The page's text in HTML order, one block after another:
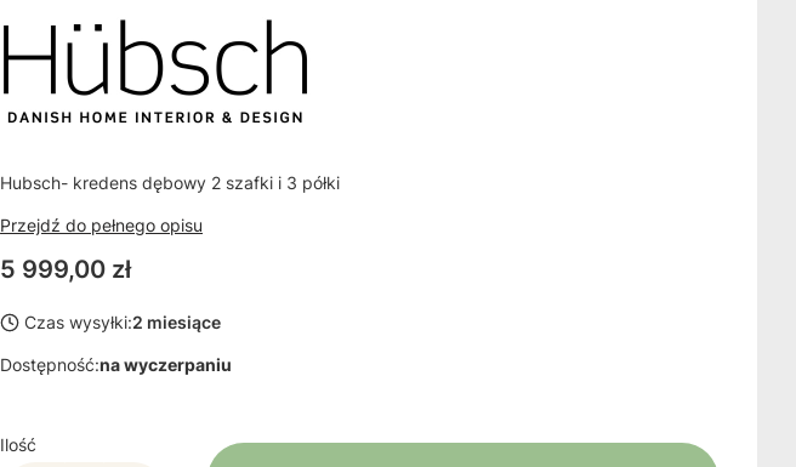
Hubsch- kredens dębowy 2 szafki i 3 półki
Przejdź do pełnego opisu
Cena
5 999,00 zł
Czas wysyłki:2 miesiące
Dostępność:na wyczerpaniu
Ilość